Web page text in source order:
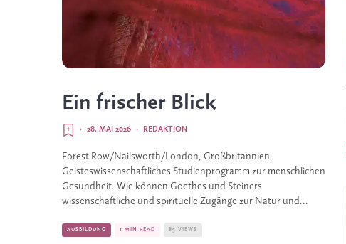
Ein frischer Blick
REDAKTION
·
28. MAI 2026
·
Forest Row/Nailsworth/London, Großbritannien.
Geisteswissenschaftliches Studienprogramm zur menschlichen
Gesundheit. Wie können Goethes und Steiners
wissenschaftliche und spirituelle Zugänge zur Natur und...
AUSBILDUNG 1 MIN READ 85 VIEWS